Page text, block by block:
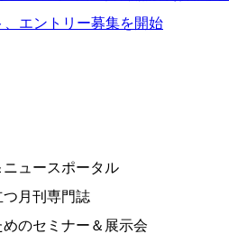
エントリー募集を開始
ュースポータル
月刊専門誌
のセミナー＆展示会